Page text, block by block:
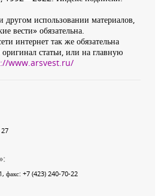
другом использовании материалов,
вести» обязательна.
интернет так же обязательна
статьи, или на главную
www.arsvest.ru/
, факс: +7 (423) 240-70-22